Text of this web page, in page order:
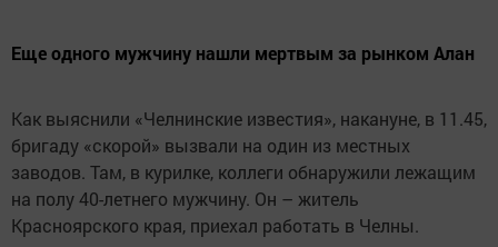
Еще одного мужчину нашли мертвым за рынком Алан
Как выяснили «Челнинские известия», накануне, в 11.45,
бригаду «скорой» вызвали на один из местных
заводов. Там, в курилке, коллеги обнаружили лежащим
на полу 40-летнего мужчину. Он – житель
Красноярского края, приехал работать в Челны.